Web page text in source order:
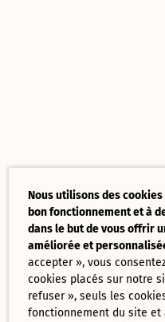
Nous utilisons des
bon fonctionnement et à
dans le but de vous offrir
améliorée et
accepter », vous
cookies placés sur notre
refuser », seuls les
fonctionnement du site